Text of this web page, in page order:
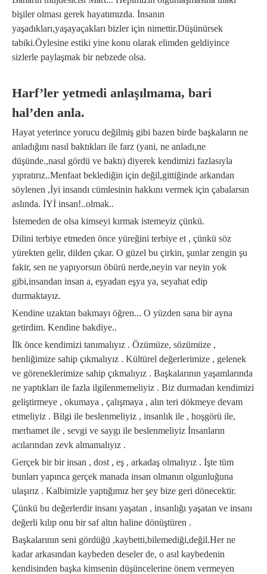
bişiler olması gerek hayatımızda. İnsanın
yaşadıkları,yaşayaçakları bizler için nimettir.Düşünürsek
tabiki.Öylesine estiki yine konu olarak elimden geldiyince
sizlerle paylaşmak bir nebzede olsa.
Harf’ler yetmedi anlaşılmama, bari
hal’den anla.
Hayat yeterince yorucu değilmiş gibi bazen birde başkaların ne
anladığını nasıl baktıkları ile farz (yani, ne anladı,ne
düşünde.,nasıl gördü ve baktı) diyerek kendimizi fazlasıyla
yıpratırız..Menfaat beklediğin için değil,gittiğinde arkandan
söylenen ,İyi insandı cümlesinin hakkını vermek için çabalarsın
aslında. İYİ insan!..olmak..
İstemeden de olsa kimseyi kırmak istemeyiz çünkü.
Dilini terbiye etmeden önce yüreğini terbiye et , çünkü söz
yürekten gelir, dilden çıkar. O güzel bu çirkin, şunlar zengin şu
fakir, sen ne yapıyorsun öbürü nerde,neyin var neyin yok
gibi,insandan insan a, eşyadan eşya ya, seyahat edip
durmaktayız.
Kendine uzaktan bakmayı öğren... O yüzden sana bir ayna
getirdim. Kendine bakdiye..
İlk önce kendimizi tanımalıyız . Özümüze, sözümüze ,
benliğimize sahip çıkmalıyız . Kültürel değerlerimize , gelenek
ve göreneklerimize sahip çıkmalıyız . Başkalarının yaşamlarında
ne yaptıkları ile fazla ilgilenmemeliyiz . Biz durmadan kendimizi
geliştirmeye , okumaya , çalışmaya , alın teri dökmeye devam
etmeliyiz . Bilgi ile beslenmeliyiz , insanlık ile , hoşgörü ile,
merhamet ile , sevgi ve saygı ile beslenmeliyiz İnsanların
acılarından zevk almamalıyız .
Gerçek bir bir insan , dost , eş , arkadaş olmalıyız . İşte tüm
bunları yapınca gerçek manada insan olmanın olgunluğuna
ulaşırız . Kalbimizle yaptığımız her şey bize geri dönecektir.
Çünkü bu değerlerdir insanı yaşatan , insanlığı yaşatan ve insanı
değerli kılıp onu bir saf altın haline dönüştüren .
Başkalarının seni gördüğü ,kaybetti,bilemediği,değil.Her ne
kadar arkasından kaybeden deseler de, o asıl kaybedenin
kendisinden başka kimsenin düşüncelerine önem vermeyen